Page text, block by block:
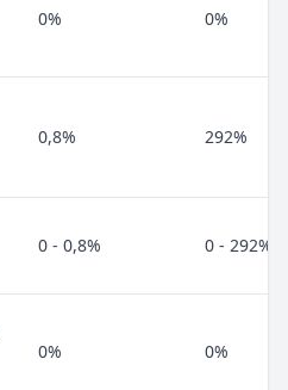
0% 0%
0,8% 292%
0 - 0,8% 0 - 292%
0% 0%